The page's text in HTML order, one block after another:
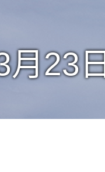
23日